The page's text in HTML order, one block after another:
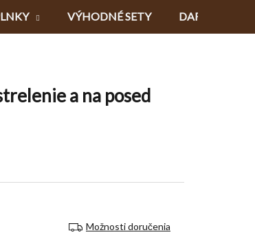
VÝHODNÉ SETY DARČEKY
a na posed
Možnosti doručenia